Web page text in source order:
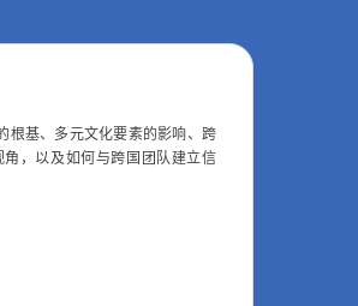
根基、多元文化要素的影响、跨
，以及如何与跨国团队建立信